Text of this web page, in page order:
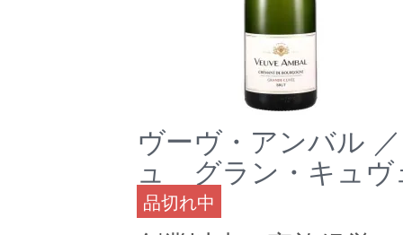
ヴーヴ・アンバル
ュ グラン・キュヴ
品切れ中